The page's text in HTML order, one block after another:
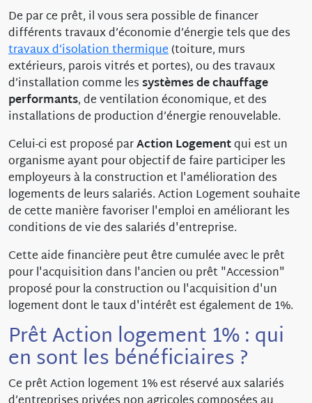
De par ce prêt, il vous sera possible de financer
différents travaux d’économie d’énergie tels que des
travaux d’isolation thermique(toiture, murs
extérieurs, parois vitrés et portes), ou des travaux
d’installation comme lessystèmes de chauffage
performants, de ventilation économique, et des
installations de production d’énergie renouvelable.
Celui-ci est proposé parAction Logementqui est un
organisme ayant pour objectif de faire participer les
employeurs à la construction et l'amélioration des
logements de leurs salariés. Action Logement souhaite
de cette manière favoriser l'emploi en améliorant les
conditions de vie des salariés d'entreprise.
Cette aide financière peut être cumulée avec le prêt
pour l'acquisition dans l'ancien ou prêt "Accession"
proposé pour la construction ou l'acquisition d'un
logement dont le taux d'intérêt est également de 1%.
Prêt Action logement 1% : qui
en sont les bénéficiaires ?
Ce prêt Action logement 1% est réservé aux salariés